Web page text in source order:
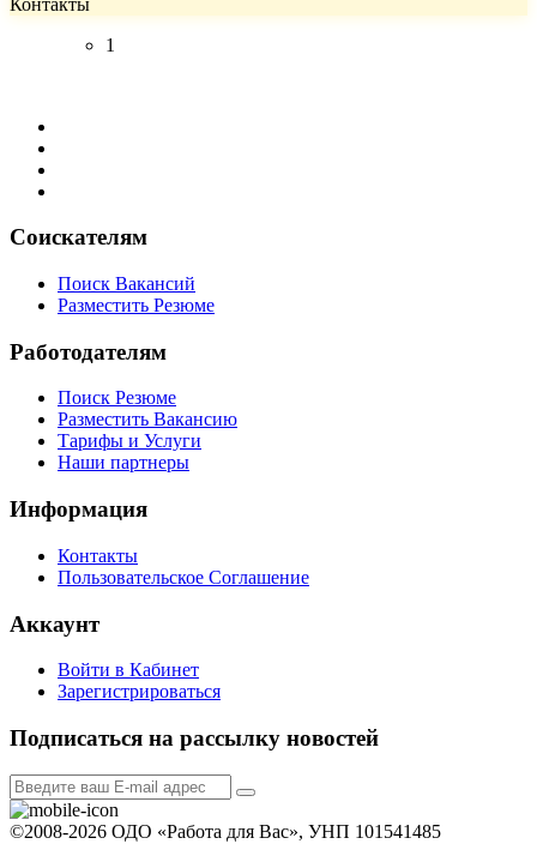
1
Соискателям
Поиск Вакансий
Разместить Резюме
Работодателям
Поиск Резюме
Разместить Вакансию
Тарифы и Услуги
Наши партнеры
Информация
Контакты
Пользовательское Соглашение
Аккаунт
Войти в Кабинет
Зарегистрироваться
Подписаться на рассылку новостей
©2008-2026 ОДО «Работа для Вас», УНП 101541485